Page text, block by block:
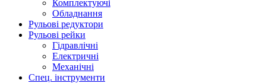
Комплектуючі
Обладнання
Рульові редуктори
Рульові рейки
Гідравлічні
Електричні
Механічні
Спец. інструменти